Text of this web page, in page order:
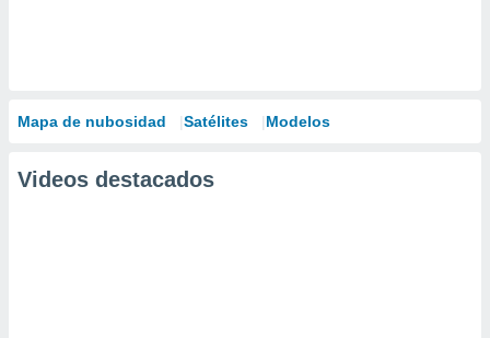
Mapa de nubosidad Satélites Modelos
Videos destacados